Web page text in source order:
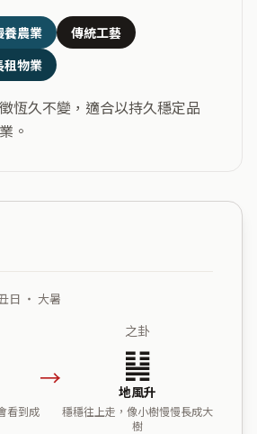
養農業
傳統工藝
租物業
恆久不變，適合以持久穩定品
。
日 ・ 大暑
看到成
→
之卦
䷭
地風升
穩穩往上走，像小樹慢慢長成大
樹